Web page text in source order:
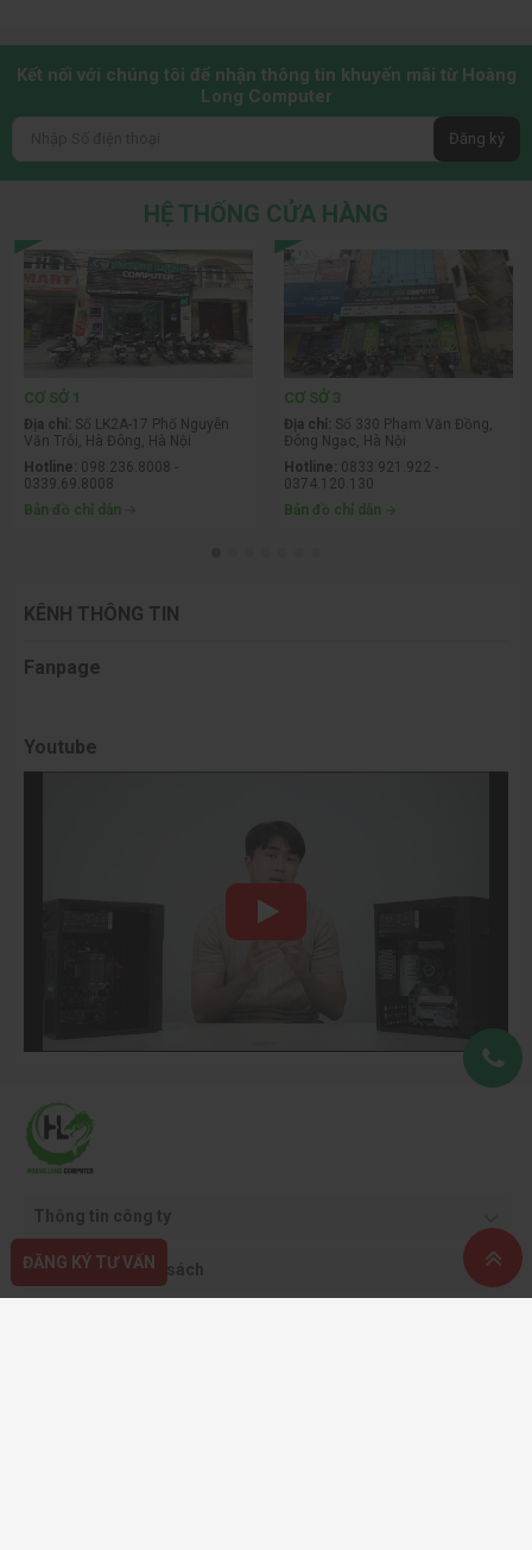
Kết nối với chúng tôi để nhận thông tin khuyến mãi từ Hoàng
Long Computer
Đăng ký
HỆ THỐNG CỬA HÀNG
CƠ SỞ 1
Địa chỉ: Số LK2A-17 Phố Nguyễn
Văn Trỗi, Hà Đông, Hà Nội
Hotline: 098.236.8008 -
0339.69.8008
Bản đồ chỉ dẫn
CƠ SỞ 3
Địa chỉ: Số 330 Phạm Văn Đồng,
Đông Ngạc, Hà Nội
Hotline: 0833.921.922 -
0374.120.130
Bản đồ chỉ dẫn
KÊNH THÔNG TIN
Fanpage
Youtube
Thông tin công ty
Quy định & chính sách
ĐĂNG KÝ TƯ VẤN